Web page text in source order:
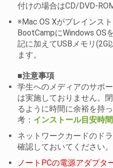
イン
付けの場合はCD/DVD-
※Mac OS Xがプレインス
BootCampにWindows OS
記に加えてUSBメモリ(2G
ます。
■注意事項
学生へのメディアのサポ
は実施しておりません。
るように時間に余裕を持
考： インストール目安時間
ネットワークカードのド
確認しておいてください。
ノートPCの電源アダプタ